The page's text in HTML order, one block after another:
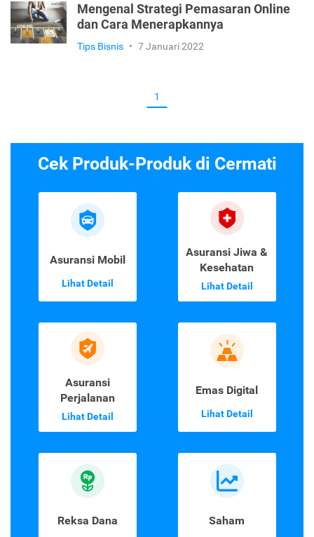
Mengenal Strategi Pemasaran Online
dan Cara Menerapkannya
Tips Bisnis • 7 Januari 2022
1
Cek Produk-Produk di Cermati
Asuransi Mobil
Lihat Detail
Asuransi Jiwa &
Kesehatan
Lihat Detail
Asuransi
Perjalanan
Lihat Detail
Emas Digital
Lihat Detail
Reksa Dana Saham